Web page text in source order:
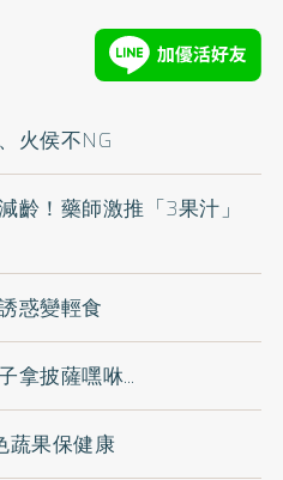
火侯不NG
齡！藥師激推「3果汁」
惑變輕食
拿披薩嘿咻…
果保健康